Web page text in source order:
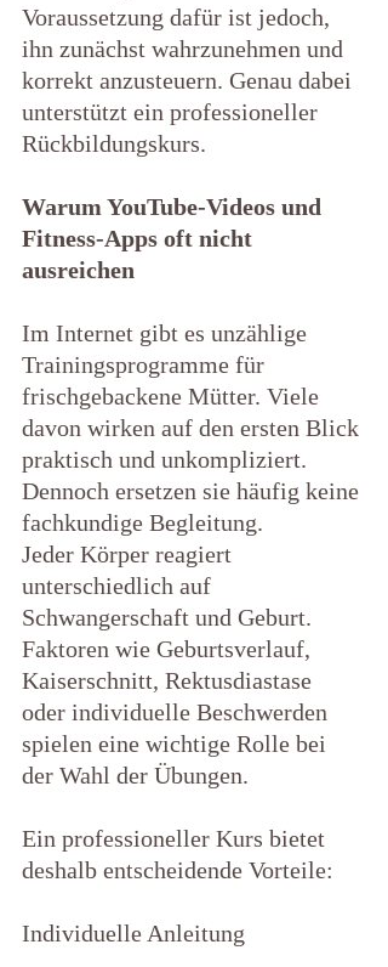
Voraussetzung dafür ist jedoch,
ihn zunächst wahrzunehmen und
korrekt anzusteuern. Genau dabei
unterstützt ein professioneller
Rückbildungskurs.
Warum YouTube-Videos und
Fitness-Apps oft nicht
ausreichen
Im Internet gibt es unzählige
Trainingsprogramme für
frischgebackene Mütter. Viele
davon wirken auf den ersten Blick
praktisch und unkompliziert.
Dennoch ersetzen sie häufig keine
fachkundige Begleitung.
Jeder Körper reagiert
unterschiedlich auf
Schwangerschaft und Geburt.
Faktoren wie Geburtsverlauf,
Kaiserschnitt, Rektusdiastase
oder individuelle Beschwerden
spielen eine wichtige Rolle bei
der Wahl der Übungen.
Ein professioneller Kurs bietet
deshalb entscheidende Vorteile:
Individuelle Anleitung